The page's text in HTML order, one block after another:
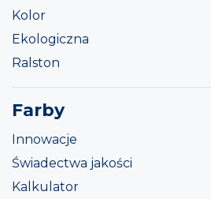
Kolor
Ekologiczna
Ralston
Farby
Innowacje
Świadectwa jakości
Kalkulator